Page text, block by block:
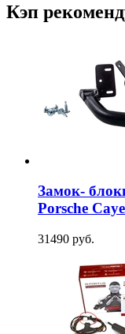
Кэп
Замок-
Porsche
31490 руб.